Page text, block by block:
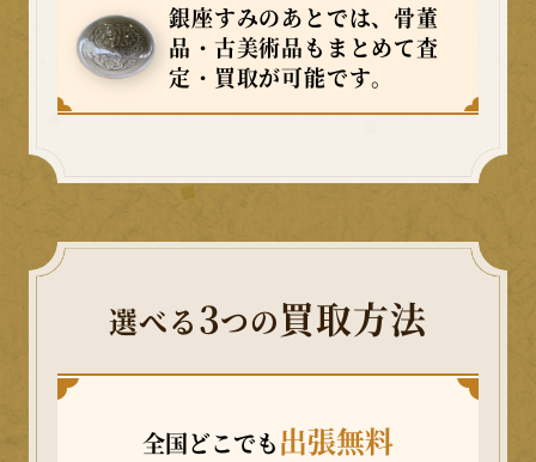
銀座すみのあとでは、骨董
品・古美術品もまとめて査
定・買取が可能です。
選べる3つの買取方法
全国どこでも出張無料